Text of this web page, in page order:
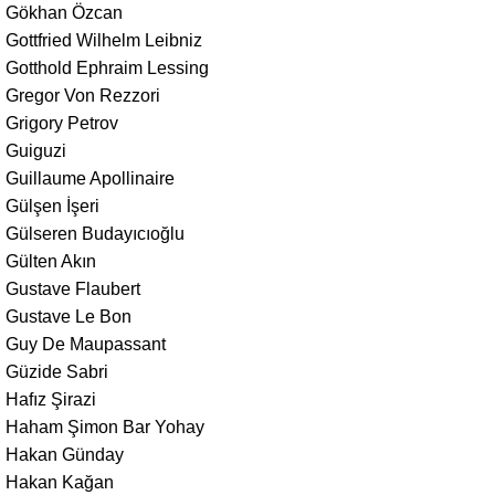
Gökhan Özcan
Gottfried Wilhelm Leibniz
Gotthold Ephraim Lessing
Gregor Von Rezzori
Grigory Petrov
Guiguzi
Guillaume Apollinaire
Gülşen İşeri
Gülseren Budayıcıoğlu
Gülten Akın
Gustave Flaubert
Gustave Le Bon
Guy De Maupassant
Güzide Sabri
Hafız Şirazi
Haham Şimon Bar Yohay
Hakan Günday
Hakan Kağan